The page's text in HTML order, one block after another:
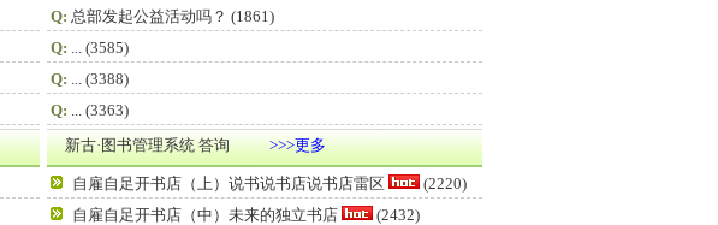
Q: 总部发起公益活动吗？ (1861)
Q: ... (3585)
Q: ... (3388)
Q: ... (3363)
新古·图书管理系统 答询
>>>更多
自雇自足开书店（上）说书说书店说书店雷区
(2220)
自雇自足开书店（中）未来的独立书店
(2432)